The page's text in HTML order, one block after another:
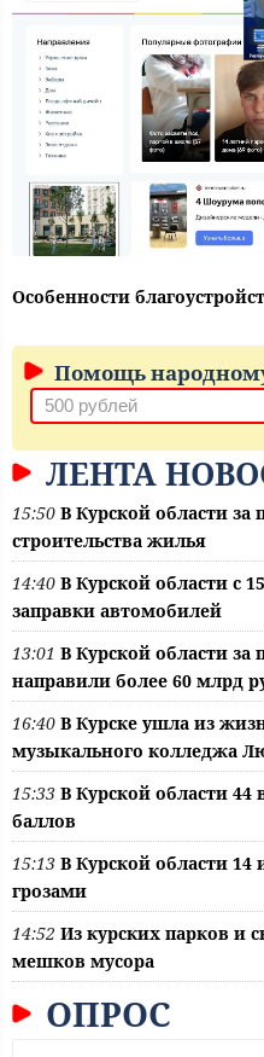
Особенности
Помощь
ЛЕНТА
15:50 В Курской области за
строительства жилья
14:40 В Курской области с
заправки автомобилей
13:01 В Курской области за
направили более 60 млрд
16:40 В Курске ушла из
музыкального колледжа
15:33 В Курской области 44
баллов
15:13 В Курской области
грозами
14:52 Из курских парков и
мешков мусора
ОПРОС